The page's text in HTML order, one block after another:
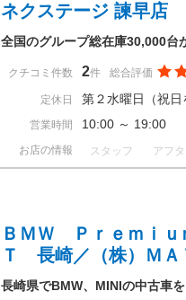
ネクステージ 諫早店
全国のグループ総在庫30,000台
クチコミ件数 2件 総合評価
定休日 第２水曜日（祝日
営業時間 10:00 ～ 19:00
お店の情報 スタッフ アフ
ＢＭＷ Ｐｒｅｍｉ
Ｔ 長崎／（株）ＭＡ
長崎県でBMW、MINIの中古車